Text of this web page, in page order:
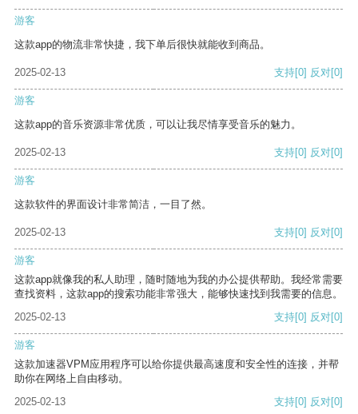
游客
这款app的物流非常快捷，我下单后很快就能收到商品。
2025-02-13 支持[0] 反对[0]
游客
这款app的音乐资源非常优质，可以让我尽情享受音乐的魅力。
2025-02-13 支持[0] 反对[0]
游客
这款软件的界面设计非常简洁，一目了然。
2025-02-13 支持[0] 反对[0]
游客
这款app就像我的私人助理，随时随地为我的办公提供帮助。我经常需要
查找资料，这款app的搜索功能非常强大，能够快速找到我需要的信息。
2025-02-13
支持[0] 反对[0]
游客
这款加速器VPM应用程序可以给你提供最高速度和安全性的连接，并帮
助你在网络上自由移动。
2025-02-13
支持[0] 反对[0]